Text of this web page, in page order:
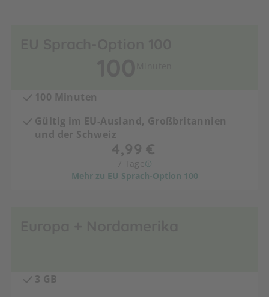
100 Minuten
Gültig im EU-Ausland, Großbritannien
und der Schweiz
7 Tage
Mehr zu EU Sprach-Option 100
3 GB